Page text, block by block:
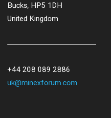
Bucks, HP5 1DH
United Kingdom
+44 208 089 2886
uk@minexforum.com